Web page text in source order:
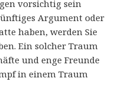
vorsichtig sein
Argument oder
haben, werden Sie
Ein solcher Traum
und enge Freunde
in einem Traum